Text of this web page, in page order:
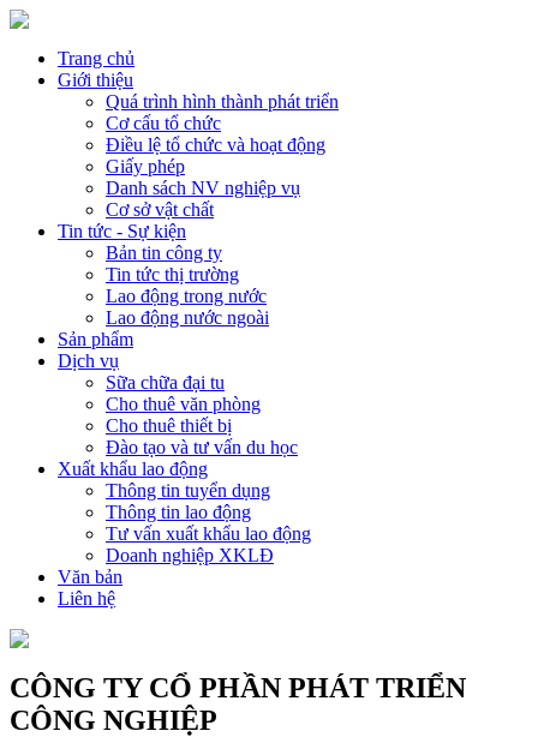
Trang chủ
Giới thiệu
Quá trình hình thành phát triển
Cơ cấu tổ chức
Điều lệ tổ chức và hoạt động
Giấy phép
Danh sách NV nghiệp vụ
Cơ sở vật chất
Tin tức - Sự kiện
Bản tin công ty
Tin tức thị trường
Lao động trong nước
Lao động nước ngoài
Sản phẩm
Dịch vụ
Sữa chữa đại tu
Cho thuê văn phòng
Cho thuê thiết bị
Đào tạo và tư vấn du học
Xuất khẩu lao động
Thông tin tuyển dụng
Thông tin lao động
Tư vấn xuất khẩu lao động
Doanh nghiệp XKLĐ
Văn bản
Liên hệ
CÔNG TY CỔ PHẦN PHÁT TRIỂN
CÔNG NGHIỆP